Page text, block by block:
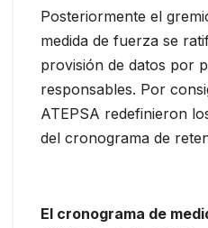
Posteriormente el
medida de fuerza se
provisión de datos por
responsables. Por
ATEPSA redefinieron
del cronograma de
El cronograma de